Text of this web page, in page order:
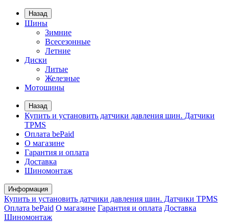
Назад
Шины
Зимние
Всесезонные
Летние
Диски
Литые
Железные
Мотошины
Назад
Купить и установить датчики давления шин. Датчики
TPMS
Оплата bePaid
О магазине
Гарантия и оплата
Доставка
Шиномонтаж
Информация
Купить и установить датчики давления шин. Датчики TPMS
Оплата bePaid О магазине Гарантия и оплата Доставка
Шиномонтаж